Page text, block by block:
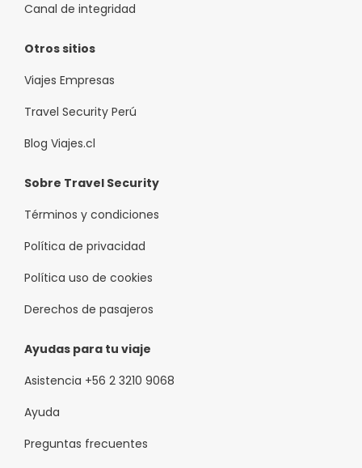
Canal de integridad
Otros sitios
Viajes Empresas
Travel Security Perú
Blog Viajes.cl
Sobre Travel Security
Términos y condiciones
Política de privacidad
Política uso de cookies
Derechos de pasajeros
Ayudas para tu viaje
Asistencia +56 2 3210 9068
Ayuda
Preguntas frecuentes